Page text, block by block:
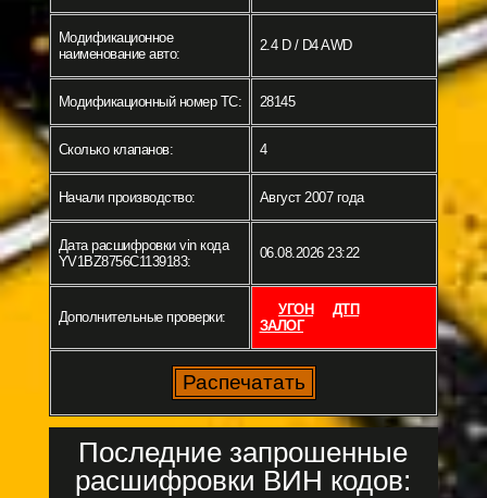
Модификационное
наименование авто:
2.4 D / D4 AWD
Модификационный номер ТС: 28145
Сколько клапанов: 4
Начали производство: Август 2007 года
Дата расшифровки vin кода
YV1BZ8756C1139183:
06.08.2026 23:22
Дополнительные проверки: УГОН
ДТП
ЗАЛОГ
Последние запрошенные
расшифровки ВИН кодов: